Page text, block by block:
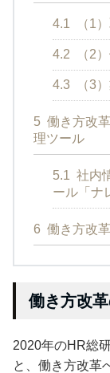
4.1 （1
4.2 （2
4.3 （3
5 働き方改
理ツール
5.1 社内
ール「ナ
6 働き方改
働き方改
2020年のHR総
と、働き方改革